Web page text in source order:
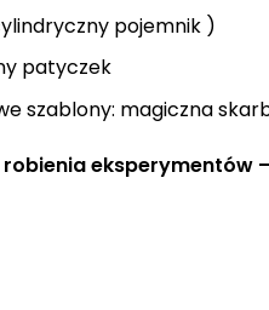
pojemnik )
patyczek
szablony: magiczna
eksperymentów